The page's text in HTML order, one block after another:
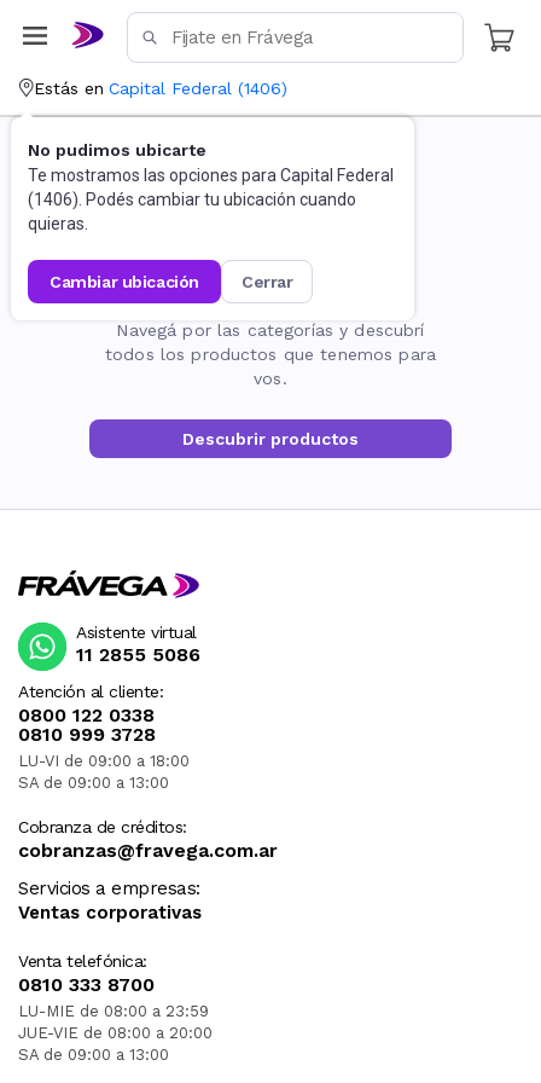
Estás en Capital Federal (1406)
No pudimos ubicarte
Te mostramos las opciones para Capital Federal
(1406). Podés cambiar tu ubicación cuando
quieras.
cambiar ubicación cerrar
La página no existe
Navegá por las categorías y descubrí
todos los productos que tenemos para
vos.
Descubrir productos
Atención al cliente:
0800 122 0338
0810 999 3728
LU-VI de 09:00 a 18:00
SA de 09:00 a 13:00
Cobranza de créditos:
cobranzas@fravega.com.ar
Servicios a empresas:
Ventas corporativas
Venta telefónica:
0810 333 8700
LU-MIE de 08:00 a 23:59
JUE-VIE de 08:00 a 20:00
SA de 09:00 a 13:00
Asistente virtual
11 2855 5086